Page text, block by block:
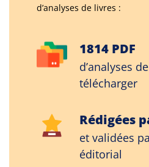
d’analyses de livres :
1814 PDF
d’analyses
télécharger
Rédigées
et validées
éditorial